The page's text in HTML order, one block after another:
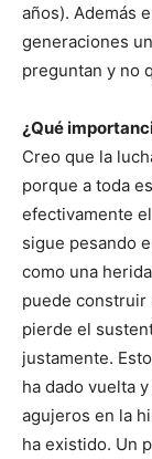
años). Además
generaciones
preguntan y no
¿Qué
Creo que la
porque a toda
efectivamente
sigue pesando
como una
puede construir
pierde el
justamente.
ha dado vuelta
agujeros en la
ha existido. Un